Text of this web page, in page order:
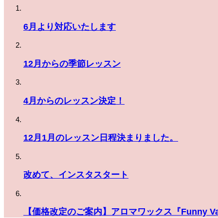
6月より対応いたします
12月からの季節レッスン
4月からのレッスン決定！
12月1月のレッスン日程決まりました。
改めて、インスタスタート
【価格改定のご案内】アロマワックス『Funny